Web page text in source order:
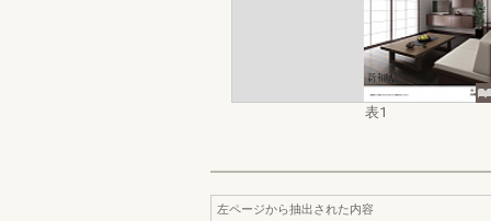
表1
左ページから抽出された内容